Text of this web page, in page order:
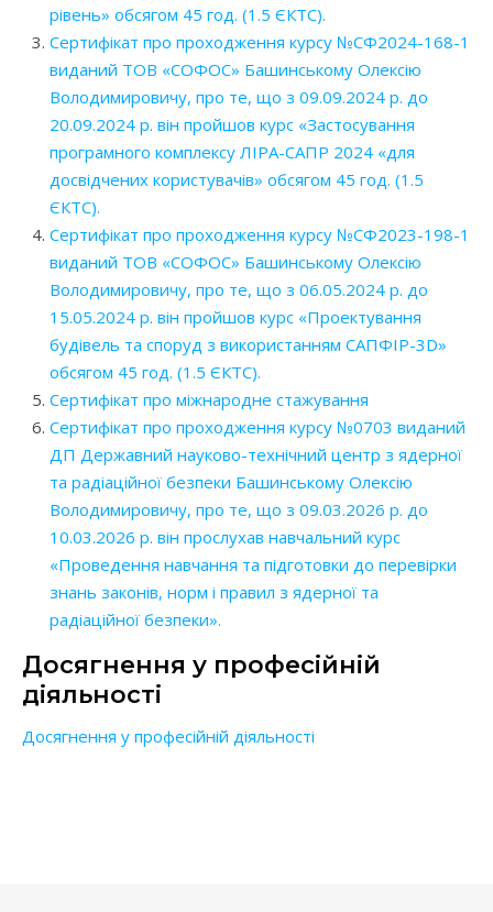
рівень» обсягом 45 год. (1.5 ЄКТС).
Сертифікат про проходження курсу №СФ2024-168-1
виданий ТОВ «СОФОС» Башинському Олексію
Володимировичу, про те, що з 09.09.2024 р. до
20.09.2024 р. він пройшов курс «Застосування
програмного комплексу ЛІРА-САПР 2024 «для
досвідчених користувачів» обсягом 45 год. (1.5
ЄКТС).
Сертифікат про проходження курсу №СФ2023-198-1
виданий ТОВ «СОФОС» Башинському Олексію
Володимировичу, про те, що з 06.05.2024 р. до
15.05.2024 р. він пройшов курс «Проектування
будівель та споруд з використанням САПФІР-3D»
обсягом 45 год. (1.5 ЄКТС).
Сертифікат про міжнародне стажування
Сертифікат про проходження курсу №0703 виданий
ДП Державний науково-технічний центр з ядерної
та радіаційної безпеки Башинському Олексію
Володимировичу, про те, що з 09.03.2026 р. до
10.03.2026 р. він прослухав навчальний курс
«Проведення навчання та підготовки до перевірки
знань законів, норм і правил з ядерної та
радіаційної безпеки».
Досягнення у професійній
діяльності
Досягнення у професійній діяльності